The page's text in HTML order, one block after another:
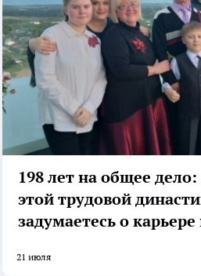
198 лет на общее
этой трудовой
задумаетесь о карьере
21 июля